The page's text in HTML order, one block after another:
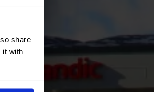
share
it with